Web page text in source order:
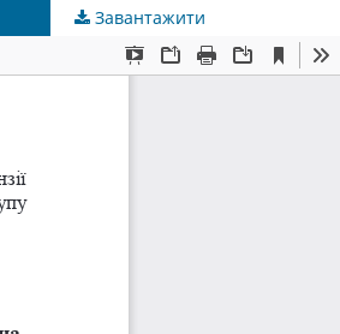
Завантажити